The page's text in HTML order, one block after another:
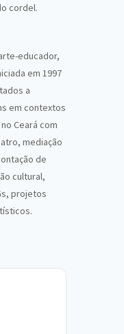
cordel.
educador,
em 1997
a
em contextos
Ceará com
mediação
de
cultural,
projetos